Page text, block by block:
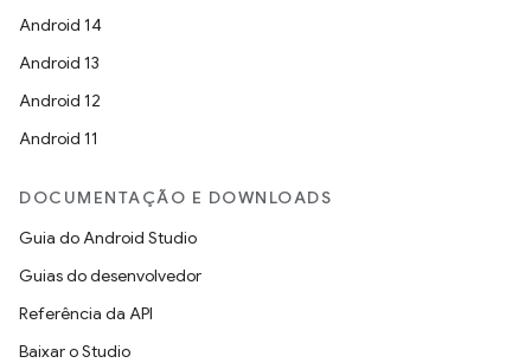
Android 14
Android 13
Android 12
Android 11
DOCUMENTAÇÃO E DOWNLOADS
Guia do Android Studio
Guias do desenvolvedor
Referência da API
Baixar o Studio